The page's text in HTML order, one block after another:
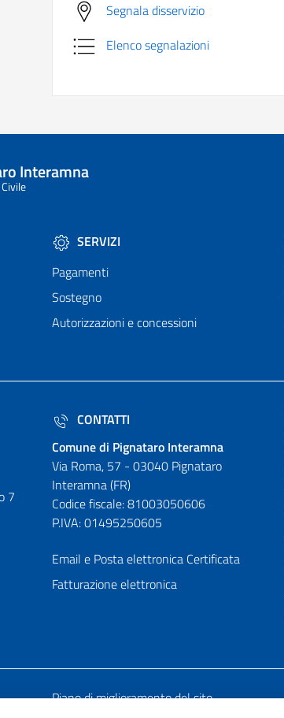
Segnala disservizio
Elenco segnalazioni
Interamna
SERVIZI
Pagamenti
Sostegno
Autorizzazioni e concessioni
7
CONTATTI
Comune di Pignataro Interamna
Via Roma, 57 - 03040 Pignataro
Interamna (FR)
Codice fiscale: 81003050606
P.IVA: 01495250605
Email e Posta elettronica Certificata
Fatturazione elettronica
Piano di miglioramento del sito